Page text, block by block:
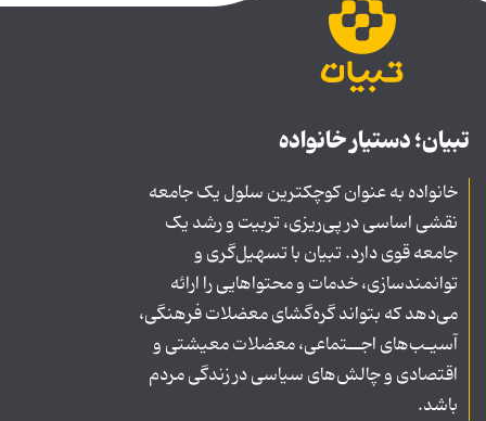
تبیان؛ دستیار خانواده
خانواده به عنوان کوچکترین سلول یک جامعه
نقشی اساسی در پی‌ریزی، تربیت و رشد یک
جامعه قوی دارد. تبیان با تسهیل‌گری و
توانمندسازی، خدمات و محتواهایی را ارائه
می‌دهد که بتواند گره‌گشای معضلات فرهنگی،
آسیـب‌های اجــتماعی، معضلات معیشتی و
اقتصادی و چالش‌های سیاسی در زندگی مردم
باشد.